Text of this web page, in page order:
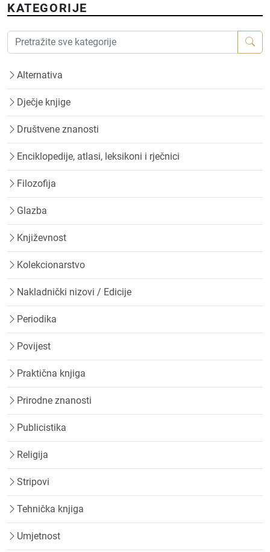
KATEGORIJE
Alternativa
Dječje knjige
Društvene znanosti
Enciklopedije, atlasi, leksikoni i rječnici
Filozofija
Glazba
Književnost
Kolekcionarstvo
Nakladnički nizovi / Edicije
Periodika
Povijest
Praktična knjiga
Prirodne znanosti
Publicistika
Religija
Stripovi
Tehnička knjiga
Umjetnost